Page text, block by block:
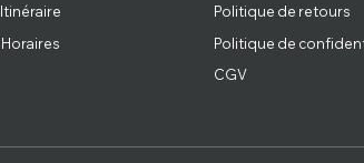
Itinéraire
Horaires
Politique de retours
Politique de
CGV